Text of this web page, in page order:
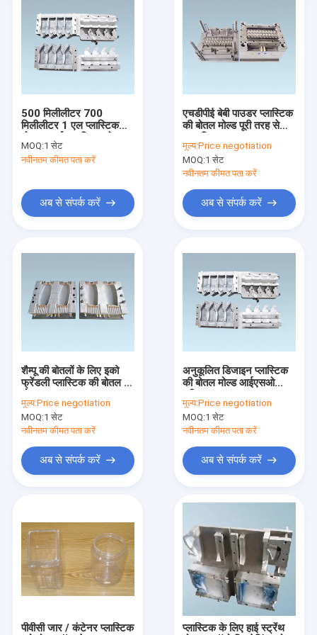
हमारे बारे में
समाचार
एक उद्धरण की विनती करे
प्लास्टिक की बोतल उड़ा मोल्डिंग मशीन
स्वचालित उड़ा मोल्डिंग मशीन
500 मिलीलीटर 700
मिलीलीटर 1 एल प्लास्टिक
मोल्ड पार्ट्स, प्लास्टिक मोल्ड
घटक 1 साल की वारंटी
MOQ:1 सेट
नवीनतम कीमत पता करें
अब से संपर्क करें
एचडीपीई बेबी पाउडर प्लास्टिक
की बोतल मोल्ड पूरी तरह से
मूल्य:Price negotiation
MOQ:1 सेट
नवीनतम कीमत पता करें
अब से संपर्क करें
शैम्पू की बोतलों के लिए इको
फ्रेंडली प्लास्टिक की बोतल का
मूल्य:Price negotiation
MOQ:1 सेट
नवीनतम कीमत पता करें
अब से संपर्क करें
अनुकूलित डिजाइन प्लास्टिक
की बोतल मोल्ड आईएसओ
मूल्य:Price negotiation
MOQ:1 सेट
नवीनतम कीमत पता करें
अब से संपर्क करें
पीवीसी जार / कंटेनर प्लास्टिक
प्लास्टिक के लिए हाई स्ट्रेंथ